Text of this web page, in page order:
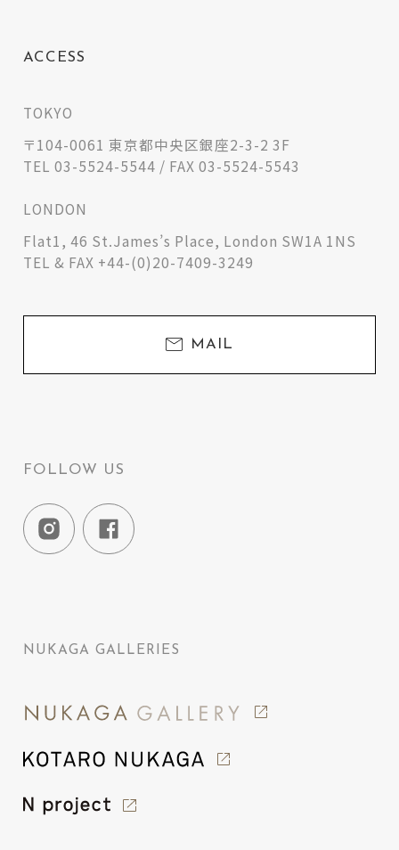
ACCESS
TOKYO
〒104-0061 東京都中央区銀座2-3-2 3F
TEL 03-5524-5544 / FAX 03-5524-5543
LONDON
Flat1, 46 St.James’s Place, London SW1A 1NS
TEL & FAX +44-(0)20-7409-3249
MAIL
FOLLOW US
NUKAGA GALLERIES